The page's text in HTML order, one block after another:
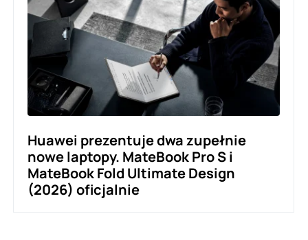
Huawei prezentuje dwa zupełnie
nowe laptopy. MateBook Pro S i
MateBook Fold Ultimate Design
(2026) oficjalnie